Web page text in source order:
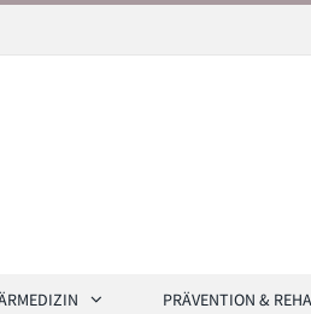
PRÄVENTION & REHA